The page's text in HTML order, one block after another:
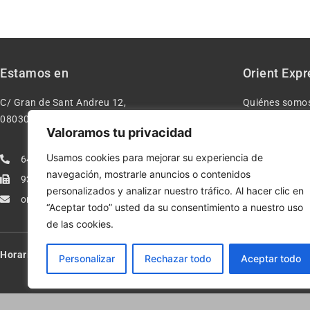
Valoramos tu privacidad
Usamos cookies para mejorar su experiencia de
navegación, mostrarle anuncios o contenidos
personalizados y analizar nuestro tráfico. Al hacer clic en
“Aceptar todo” usted da su consentimiento a nuestro uso
de las cookies.
Personalizar Rechazar todo Aceptar todo
Estamos en
C/ Gran de Sant Andreu 12,
08030 – Barcelona España
640277962
933113005
orientexpressmodelismo@gmail.com
Orient
Quiénes
Condiciones
Política de
Política de
Horario: Lun-Vie de 10:00-13:30 y 17:00-20:00 – Sáb de 10:00-13:30